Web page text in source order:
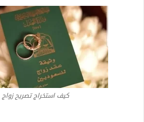
كيف استخراج تصريح زواج